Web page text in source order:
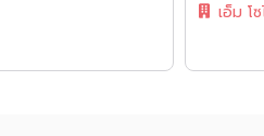
เอ็ม โ